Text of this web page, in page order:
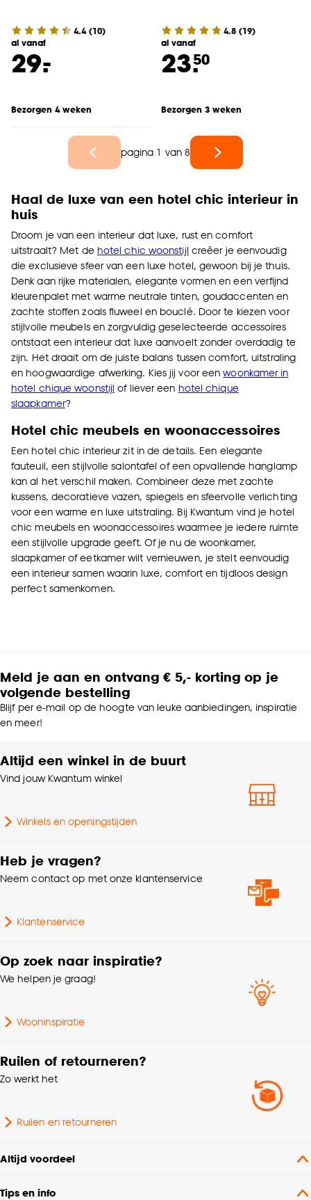
4.4(10)
al vanaf
29.
-
Bezorgen 4 weken
4.8 (19)
al vanaf
23.50
Bezorgen 3 weken
pagina 1 van 8
Haal de luxe van een hotel chic interieur in
huis
Droom je van een interieur dat luxe, rust en comfort
uitstraalt? Met de hotel chic woonstijl creëer je eenvoudig
die exclusieve sfeer van een luxe hotel, gewoon bij je thuis.
Denk aan rijke materialen, elegante vormen en een verfijnd
kleurenpalet met warme neutrale tinten, goudaccenten en
zachte stoffen zoals fluweel en bouclé. Door te kiezen voor
stijlvolle meubels en zorgvuldig geselecteerde accessoires
ontstaat een interieur dat luxe aanvoelt zonder overdadig te
zijn. Het draait om de juiste balans tussen comfort, uitstraling
en hoogwaardige afwerking. Kies jij voor eenwoonkamer in
hotel chique woonstijl of liever een hotel chique
slaapkamer?
Hotel chic meubels en woonaccessoires
Een hotel chic interieur zit in de details. Een elegante
fauteuil, een stijlvolle salontafel of een opvallende hanglamp
kan al het verschil maken. Combineer deze met zachte
kussens, decoratieve vazen, spiegels en sfeervolle verlichting
voor een warme en luxe uitstraling. Bij Kwantum vind je hotel
chic meubels en woonaccessoires waarmee je iedere ruimte
een stijlvolle upgrade geeft. Of je nu de woonkamer,
slaapkamer of eetkamer wilt vernieuwen, je stelt eenvoudig
een interieur samen waarin luxe, comfort en tijdloos design
perfect samenkomen.
Meld je aan en ontvang € 5,- korting op je
volgende bestelling
Blijf per e-mail op de hoogte van leuke aanbiedingen, inspiratie
en meer!
Altijd een winkel in de buurt
Vind jouw Kwantum winkel
Winkels en openingstijden
Heb je vragen?
Neem contact op met onze klantenservice
Klantenservice
Op zoek naar inspiratie?
We helpen je graag!
Wooninspiratie
Ruilen of retourneren?
Zo werkt het
Ruilen en retourneren
Altijd voordeel
Tips en info